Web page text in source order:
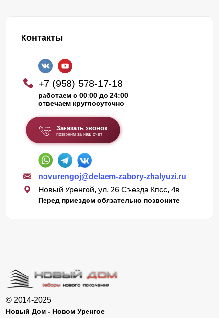
Контакты
+7 (958) 578-17-18
работаем с 00:00 до 24:00
отвечаем круглосуточно
Заказать звонок
позвоним за наш счет
novurengoj@delaem-zabory-zhalyuzi.ru
Новый Уренгой, ул. 26 Съезда Кпсс, 4в
Перед приездом обязательно позвоните
© 2014-2025
Новый Дом - Новом Уренгое